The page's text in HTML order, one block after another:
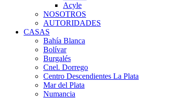
Acyle
NOSOTROS
AUTORIDADES
CASAS
Bahía Blanca
Bolívar
Burgalés
Cnel. Dorrego
Centro Descendientes La Plata
Mar del Plata
Numancia